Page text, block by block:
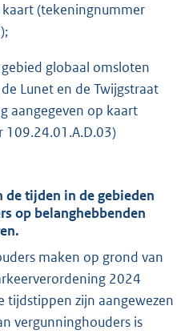
kaart (tekeningnummer
globaal omsloten
Lunet en de Twijgstraat
aangegeven op kaart
tijden in de gebieden
op belanghebbenden
maken op grond van
2024
tijdstippen zijn aangewezen
vergunninghouders is